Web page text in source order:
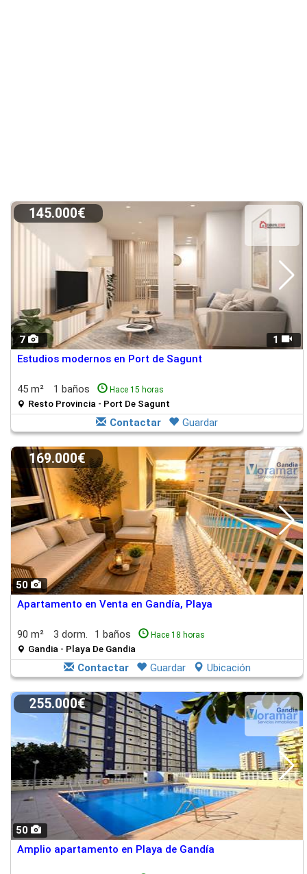
7 1
145.000€
Estudios modernos en Port de Sagunt
45 m² 1 baños Hace 15 horas
Resto Provincia - Port De Sagunt
Contactar Guardar
50
169.000€
Apartamento en Venta en Gandía, Playa
90 m² 3 dorm. 1 baños Hace 18 horas
Gandia - Playa De Gandia
Contactar Guardar Ubicación
50
255.000€
Amplio apartamento en Playa de Gandía